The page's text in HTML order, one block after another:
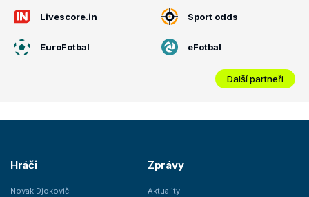
Livescore.in Sport odds
EuroFotbal eFotbal
Další partneři
Hráči
Novak Djokovič
Zprávy
Aktuality